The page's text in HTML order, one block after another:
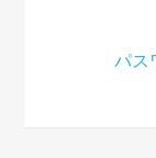
パス